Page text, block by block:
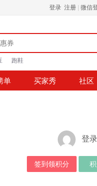
登录 注册 微信
跑鞋
单 买家秀 社区
登录
签到领积分